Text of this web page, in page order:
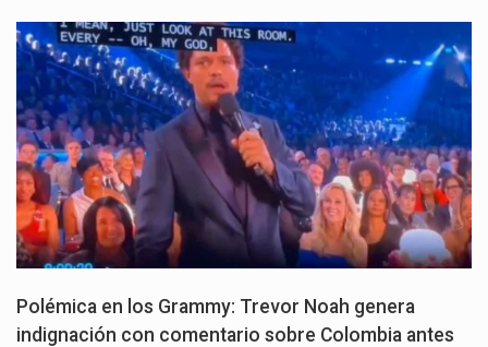
Polémica en los Grammy: Trevor Noah genera
indignación con comentario sobre Colombia antes